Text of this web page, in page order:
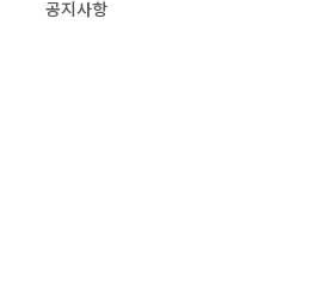
공지사항